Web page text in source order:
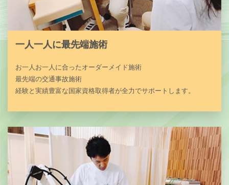
一人一人に最先端施術
お一人お一人に合ったオーダーメイド施術
最先端の交通事故施術
経験と実績豊富な国家資格取得者が全力でサポートします。